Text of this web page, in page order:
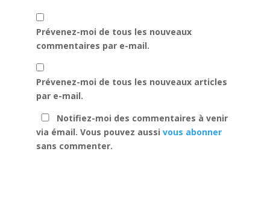
Prévenez-moi de tous les nouveaux
commentaires par e-mail.
Prévenez-moi de tous les nouveaux articles
par e-mail.
Notifiez-moi des commentaires à venir
via émail. Vous pouvez aussi vous abonner
sans commenter.